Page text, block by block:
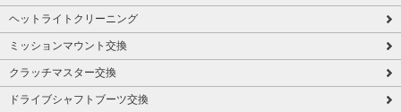
ヘットライトクリーニング
ミッションマウント交換
クラッチマスター交換
ドライブシャフトブーツ交換